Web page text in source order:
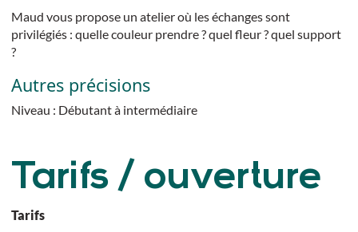
Maud vous propose un atelier où les échanges sont
privilégiés : quelle couleur prendre ? quel fleur ? quel support
?
Autres précisions
Niveau : Débutant à intermédiaire
Tarifs / ouverture
Tarifs